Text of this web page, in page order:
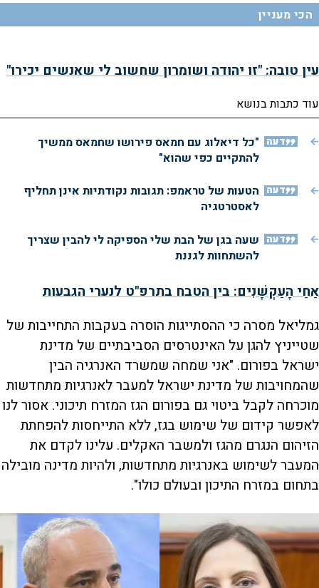
הכי מעניין
עין טובה: "זו יהודה ושומרון שחשוב לי שאנשים יכירו"
עוד כתבות בנושא
דעה "כל דיאלוג עם חמאס פירושו שחמאס ממשיך
להתקיים כפי שהוא"
דעה הטעות של טראמפ: תגובות נקודתיות אינן תחליף
לאסטרטגיה
דעה שעה בגן של הבת שלי הספיקה לי להבין שצריך
להשתחוות לגננת
אַחַי הָעַקְשָׁנִים: בין הטבח בתרפ"ט לנערי הגבעות
גמליאל מסרה כי ההסתייגות הוסרה בעקבות התחייבות של
שטייניץ להגן על האינטרסים הסביבתיים של מדינת
ישראל בפורום. "אני שמחה שמשרד האנרגיה הבין
שהמחויבות של מדינת ישראל למעבר לאנרגיות מתחדשות
מוכרחה לקבל ביטוי גם בפורום הגז המזרח תיכוני. אסור לנו
לאפשר קידום של שימוש בגז, ללא התייחסות להפחתת
הזיהום הנגרם מהגז ולמשבר האקלים. עלינו לקדם את
המעבר לשימוש באנרגיות מתחדשות, ולהיות מדינה מובילה
בתחום במזרח התיכון ובעולם כולו".